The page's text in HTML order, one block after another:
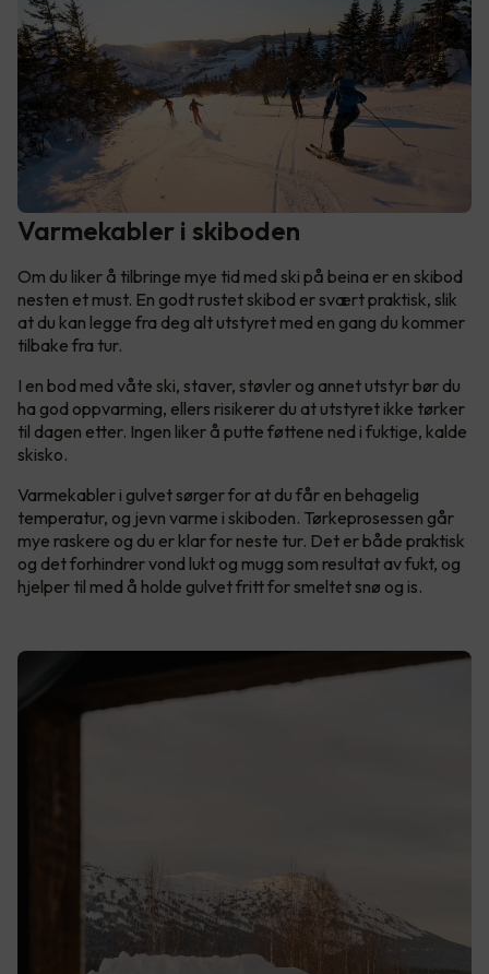
Varmekabler i skiboden
Om du liker å tilbringe mye tid med ski på beina er en skibod
nesten et must. En godt rustet skibod er svært praktisk, slik
at du kan legge fra deg alt utstyret med en gang du kommer
tilbake fra tur.
I en bod med våte ski, staver, støvler og annet utstyr bør du
ha god oppvarming, ellers risikerer du at utstyret ikke tørker
til dagen etter. Ingen liker å putte føttene ned i fuktige, kalde
skisko.
Varmekabler i gulvet sørger for at du får en behagelig
temperatur, og jevn varme i skiboden. Tørkeprosessen går
mye raskere og du er klar for neste tur. Det er både praktisk
og det forhindrer vond lukt og mugg som resultat av fukt, og
hjelper til med å holde gulvet fritt for smeltet snø og is.